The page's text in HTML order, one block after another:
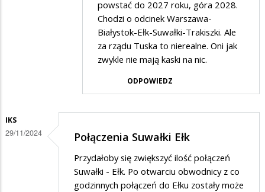
powstać do 2027 roku, góra 2028.
Chodzi o odcinek Warszawa-
Białystok-Ełk-Suwałki-Trakiszki. Ale
za rządu Tuska to nierealne. Oni jak
zwykle nie mają kaski na nic.
ODPOWIEDZ
IKS
29/11/2024 Połączenia Suwałki Ełk
Przydałoby się zwiększyć ilość połączeń
Suwałki - Ełk. Po otwarciu obwodnicy z co
godzinnych połączeń do Ełku zostały może